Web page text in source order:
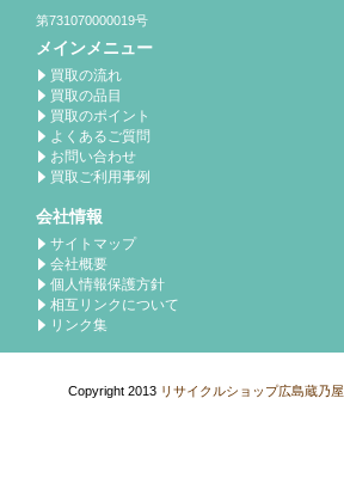
第731070000019号
メインメニュー
買取の流れ
買取の品目
買取のポイント
よくあるご質問
お問い合わせ
買取ご利用事例
会社情報
サイトマップ
会社概要
個人情報保護方針
相互リンクについて
リンク集
Copyright 2013 リサイクルショップ広島蔵乃屋